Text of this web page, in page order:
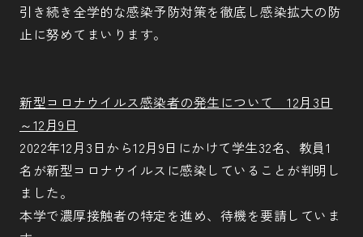
引き続き全学的な感染予防対策を徹底し感染拡大の防
止に努めてまいります。
新型コロナウイルス感染者の発生について 12月3日
～12月9日
2022年12月3日から12月9日にかけて学生32名、教員1
名が新型コロナウイルスに感染していることが判明し
ました。
本学で濃厚接触者の特定を進め、待機を要請していま